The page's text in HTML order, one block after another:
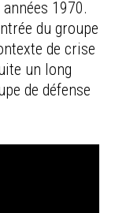
1970.
du groupe
de crise
un long
de défense